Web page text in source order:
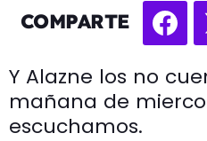
COMPARTE
Y Alazne los no
mañana de
escuchamos.